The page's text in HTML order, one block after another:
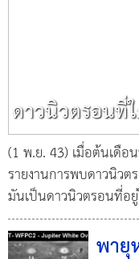
ดาวนิวตรอนที่
(1 พ.ย. 43) เมื่อต้นเดื
รายงานการพบดาวนิว
มันเป็นดาวนิวตรอนที่อ
พา